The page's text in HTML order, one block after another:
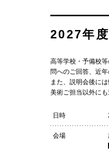
2027年
高等学校・予備校
問へのご回答、近
また、説明会後に
美術ご担当以外に
日時
会場